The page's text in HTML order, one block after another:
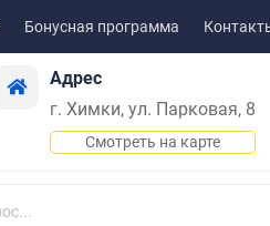
Бонусная программа
Адрес
г. Химки, ул. Парковая, 8
Смотреть на карте